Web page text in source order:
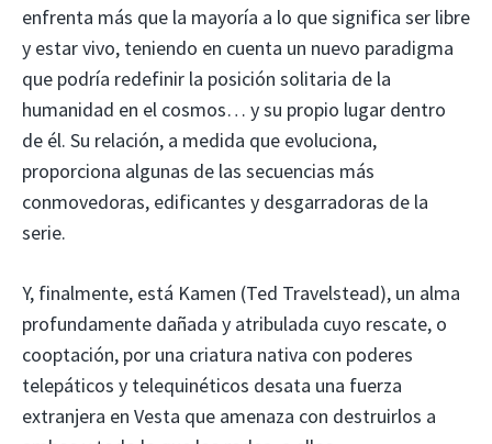
enfrenta más que la mayoría a lo que significa ser libre
y estar vivo, teniendo en cuenta un nuevo paradigma
que podría redefinir la posición solitaria de la
humanidad en el cosmos… y su propio lugar dentro
de él. Su relación, a medida que evoluciona,
proporciona algunas de las secuencias más
conmovedoras, edificantes y desgarradoras de la
serie.
Y, finalmente, está Kamen (Ted Travelstead), un alma
profundamente dañada y atribulada cuyo rescate, o
cooptación, por una criatura nativa con poderes
telepáticos y telequinéticos desata una fuerza
extranjera en Vesta que amenaza con destruirlos a